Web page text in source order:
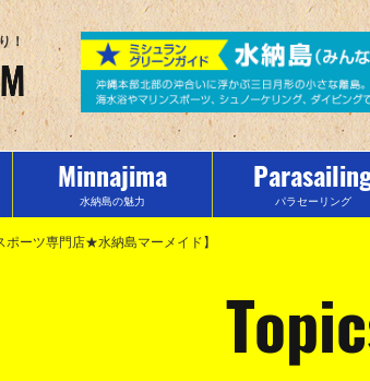
！
Minnajima
水納島の魅力 パラセーリング
ーツ専門店★水納島マーメイド】